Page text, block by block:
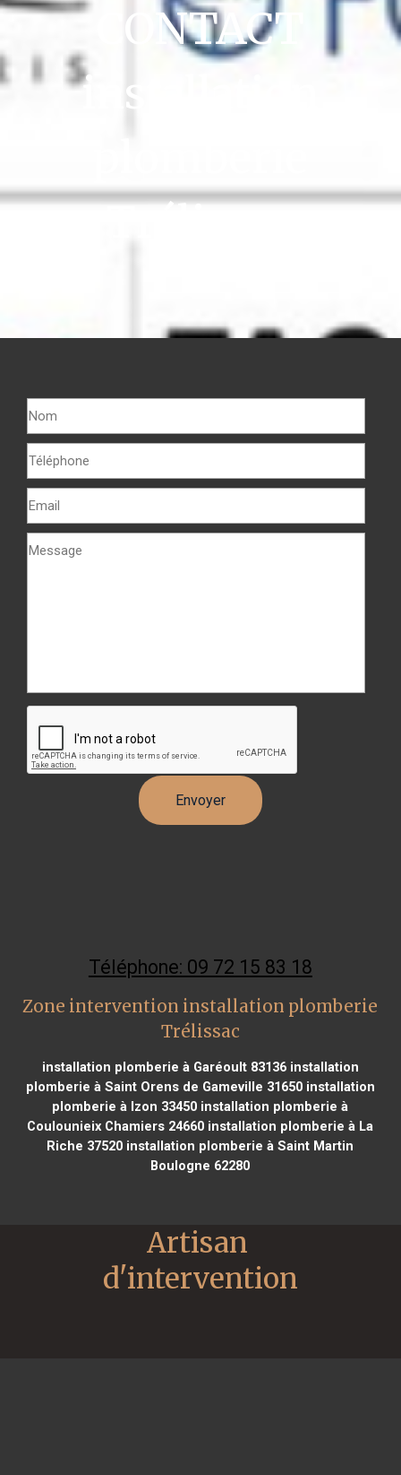
CONTACT
installation
Téléphone: 09 72 15 83 18
Zone intervention installation plomberie
Trélissac
installation plomberie à Garéoult 83136installation
plomberie à Saint Orens de Gameville 31650installation
plomberie à Izon 33450 installation plomberie à
Coulounieix Chamiers 24660 installation plomberie à La
Riche 37520 installation plomberie à Saint Martin
Boulogne 62280
Artisan
d'intervention